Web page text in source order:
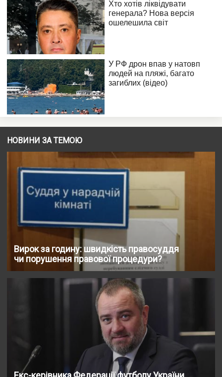
НОВИНИ ЗА ТЕМОЮ
Вирок за годину: швидкість правосуддя
чи порушення правової процедури?